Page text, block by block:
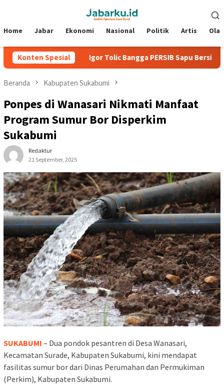
Mobile
Home Jabar Ekonomi Nasional Politik Artis
Konten Spesial
2026 Igor Tolic Bangga PERSIB Sapu Bersih Grup A
Beranda Kabupaten Sukabumi
Ponpes di Wanasari Nikmati Manfaat
Program Sumur Bor Disperkim
Sukabumi
Redaktur
21 September, 2025
SUKABUMI – Dua pondok pesantren di Desa Wanasari,
Kecamatan Surade, Kabupaten Sukabumi, kini mendapat
fasilitas sumur bor dari Dinas Perumahan dan Permukiman
(Perkim), Kabupaten Sukabumi.